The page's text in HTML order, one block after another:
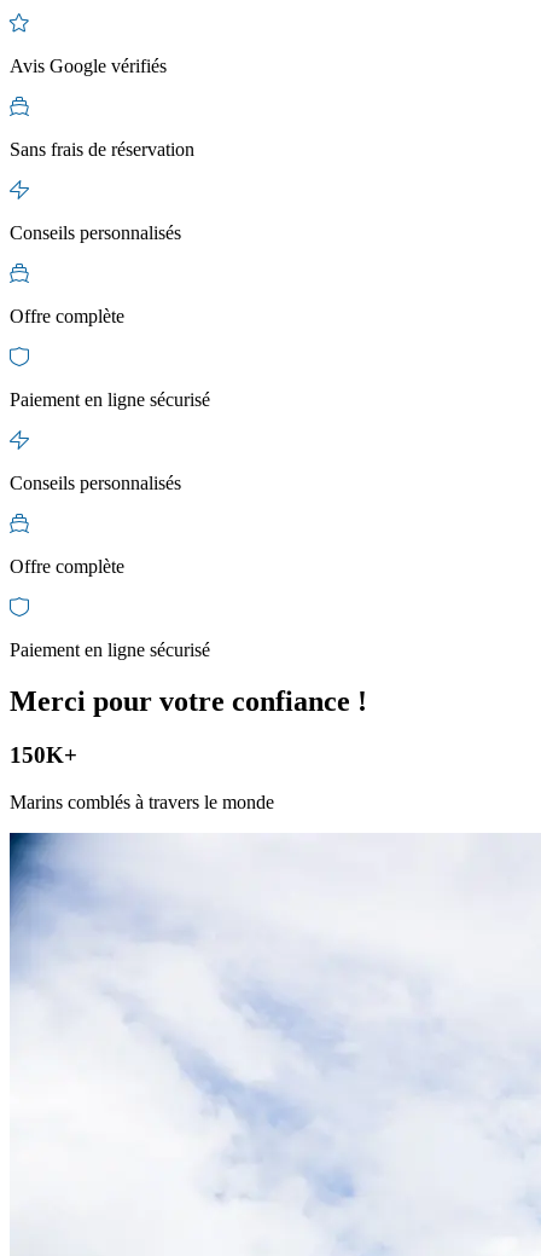
Avis Google vérifiés
Sans frais de réservation
Conseils personnalisés
Offre complète
Paiement en ligne sécurisé
Conseils personnalisés
Offre complète
Paiement en ligne sécurisé
Merci pour votre confiance !
150K+
Marins comblés à travers le monde